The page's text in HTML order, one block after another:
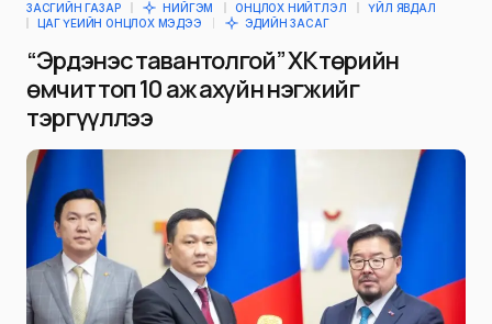
ЗАСГИЙН ГАЗАР НИЙГЭМ ОНЦЛОХ НИЙТЛЭЛ
ҮЙЛ ЯВДАЛ
ЦАГ ҮЕИЙН ОНЦЛОХ МЭДЭЭ
ЭДИЙН ЗАСАГ
“Эрдэнэс тавантолгой” ХК төрийн
өмчит топ 10 аж ахуйн нэгжийг
тэргүүллээ